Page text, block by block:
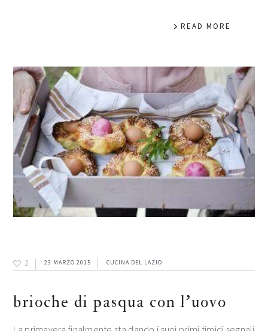
READ MORE
2 23 MARZO 2015 CUCINA DEL LAZIO
brioche di pasqua con l’uovo